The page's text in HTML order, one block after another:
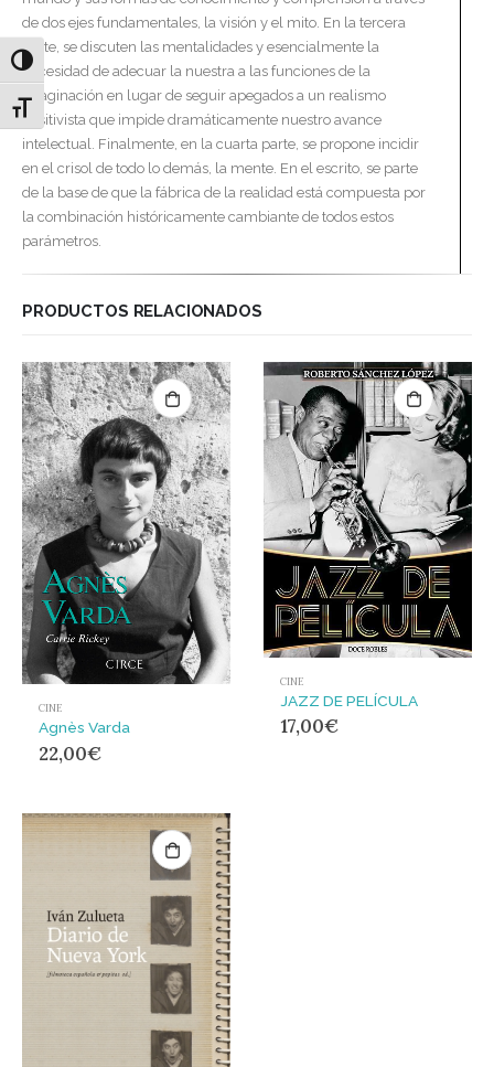
Alternar alto contraste
Alternar tamaño de letra
de dos ejes fundamentales, la visión y el mito. En la tercera
parte, se discuten las mentalidades y esencialmente la
necesidad de adecuar la nuestra a las funciones de la
imaginación en lugar de seguir apegados a un realismo
positivista que impide dramáticamente nuestro avance
intelectual. Finalmente, en la cuarta parte, se propone incidir
en el crisol de todo lo demás, la mente. En el escrito, se parte
de la base de que la fábrica de la realidad está compuesta por
la combinación históricamente cambiante de todos estos
parámetros.
PRODUCTOS RELACIONADOS
CINE
Agnès Varda
22,00€
CINE
JAZZ DE PELÍCULA
17,00€